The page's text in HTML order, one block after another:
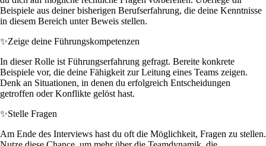
Beispiele aus deiner bisherigen Berufserfahrung, die deine Kenntnisse
in diesem Bereich unter Beweis stellen.
✨Zeige deine Führungskompetenzen
In dieser Rolle ist Führungserfahrung gefragt. Bereite konkrete
Beispiele vor, die deine Fähigkeit zur Leitung eines Teams zeigen.
Denk an Situationen, in denen du erfolgreich Entscheidungen
getroffen oder Konflikte gelöst hast.
✨Stelle Fragen
Am Ende des Interviews hast du oft die Möglichkeit, Fragen zu stellen.